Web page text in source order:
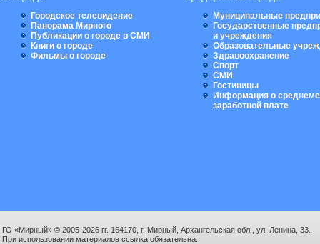
Городское телевидение
Панорама Мирного
Публикации о городе в СМИ
Книги о городе
Фильмы о городе
Муниципальные
Государственные
и учреждения
Образовательные
Здравоохранение
Спорт
СМИ
Гостиницы
Информация о
заработной плате
ГО «Мирный» © 2005-2026 гг. 164170, г. Мирный, Архангельская обл., ул. Ленина, 33.
При использовании материалов ссылка обязательна.